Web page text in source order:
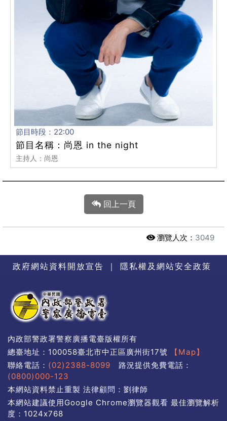
節目時段：22:00
節目名稱：尚恩 in the night
主持人：尚恩
回上一頁
瀏覽人次： 3049
政府網站資料開放宣告 ｜ 隱私權及網站安全政策
內政部警政署警察廣播電臺版權所有
總臺地址：100058臺北市中正區廣州街17號
【Map】
聯絡電話： (02)2388-8099 路況提供免費電話：
(0800)000-123
本網站資料禁止重製 法律顧問：劉律師
本網站建議使用Google Chrome瀏覽器觀看 最佳瀏覽解析
度：1024x768